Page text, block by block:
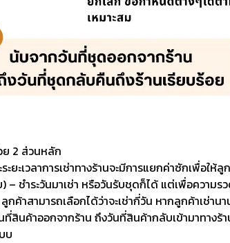
ย 2 ส่วนหลัก
ะยะเวลาการเช่าทางร้านจะมีการแยกค่าซักเพื่อให้
ชำระวันมาเช่า หรือวันรับชุดก็ได้ แต่เพื่อความร
กค้าสามารถเลือกได้ว่าจะเช่ากี่วัน หากลูกค้าเช่าน
สินค้าออกจากร้าน ถึงวันที่สินค้ากลับเข้ามาทางร้
บ